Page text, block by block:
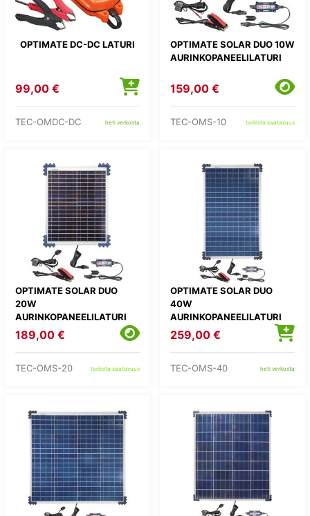
OPTIMATE DC-DC LATURI
99,00 €
TEC-OMDC-DC heti verkosta
OPTIMATE SOLAR DUO 10W
AURINKOPANEELILATURI
159,00 €
TEC-OMS-10 tarkista saatavuus
OPTIMATE SOLAR DUO
20W
AURINKOPANEELILATURI
189,00 €
TEC-OMS-20 tarkista saatavuus
OPTIMATE SOLAR DUO
40W
AURINKOPANEELILATURI
259,00 €
TEC-OMS-40 heti verkosta